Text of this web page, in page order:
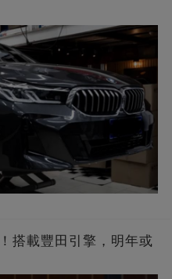
搭載豐田引擎，明年或